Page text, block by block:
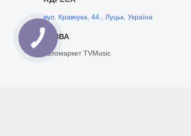
вул. Кравчука, 44., Луцьк, Україна
Автомаркет TVMusic